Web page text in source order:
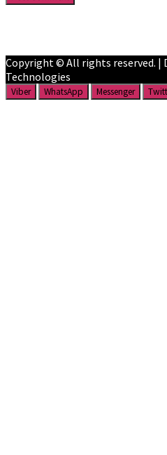
Copyright © All rights reserved. |
Technologies
Viber WhatsApp Messenger